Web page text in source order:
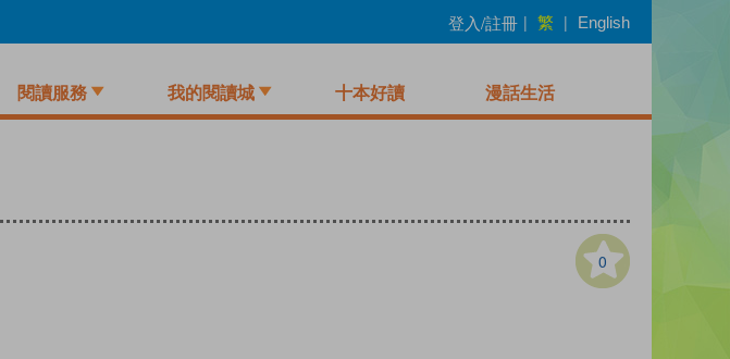
登入/註冊 | 繁 | English
閱讀服務 我的閱讀城 十本好讀 漫話生活
0